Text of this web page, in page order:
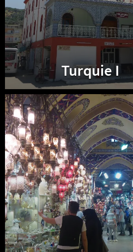
Turquie I
Turquie
II